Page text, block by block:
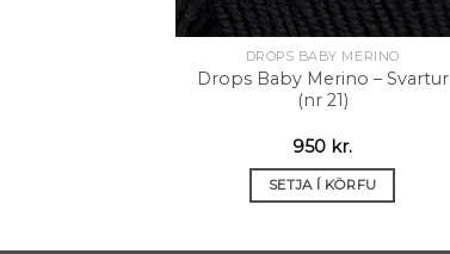
DROPS BABY MERINO
Drops Baby Merino – Svartur
(nr 21)
950 kr.
SETJA Í KÖRFU